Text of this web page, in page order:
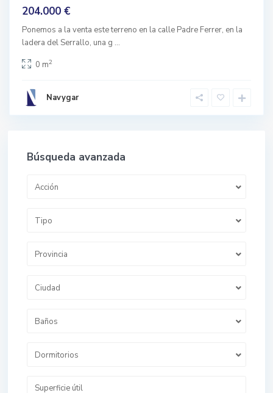
204.000 €
Ponemos a la venta este terreno en la calle Padre Ferrer, en la
ladera del Serrallo, una g ...
0 m2
Navygar
Búsqueda avanzada
Acción
Tipo
Provincia
Ciudad
Baños
Dormitorios